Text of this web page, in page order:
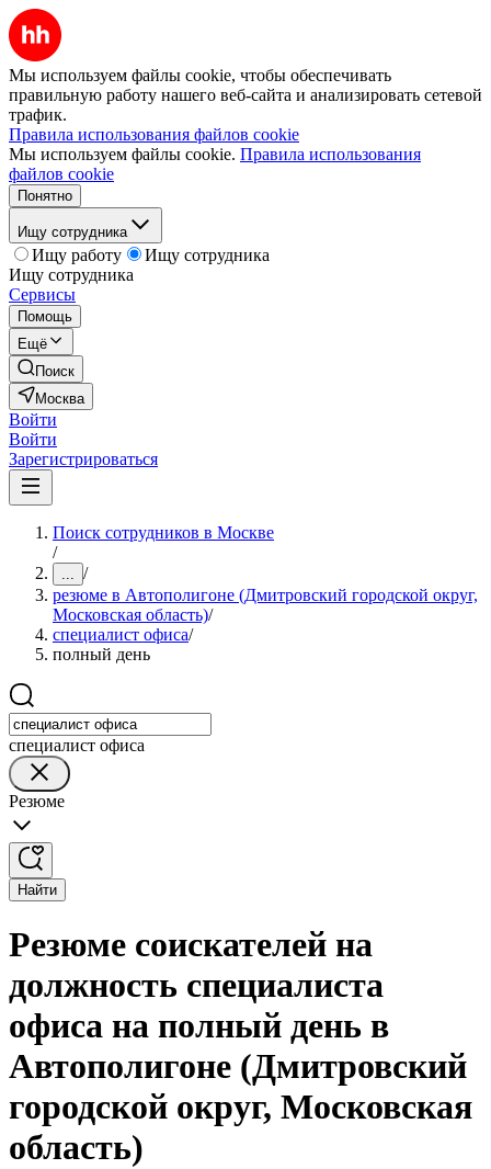
Мы используем файлы cookie, чтобы обеспечивать
правильную работу нашего веб-сайта и анализировать сетевой
трафик.
Правила использования файлов cookie
Мы используем файлы cookie. Правила использования
файлов cookie
Понятно
Ищу сотрудника
Ищу работу
Ищу сотрудника
Ищу сотрудника
Сервисы
Помощь
Ещё
Поиск
Москва
Войти
Войти
Зарегистрироваться
Поиск сотрудников в Москве
/
... /
резюме в Автополигоне (Дмитровский городской округ,
Московская область)/
специалист офиса/
полный день
специалист офиса
Резюме
Найти
Резюме соискателей на
должность специалиста
офиса на полный день в
Автополигоне (Дмитровский
городской округ, Московская
область)